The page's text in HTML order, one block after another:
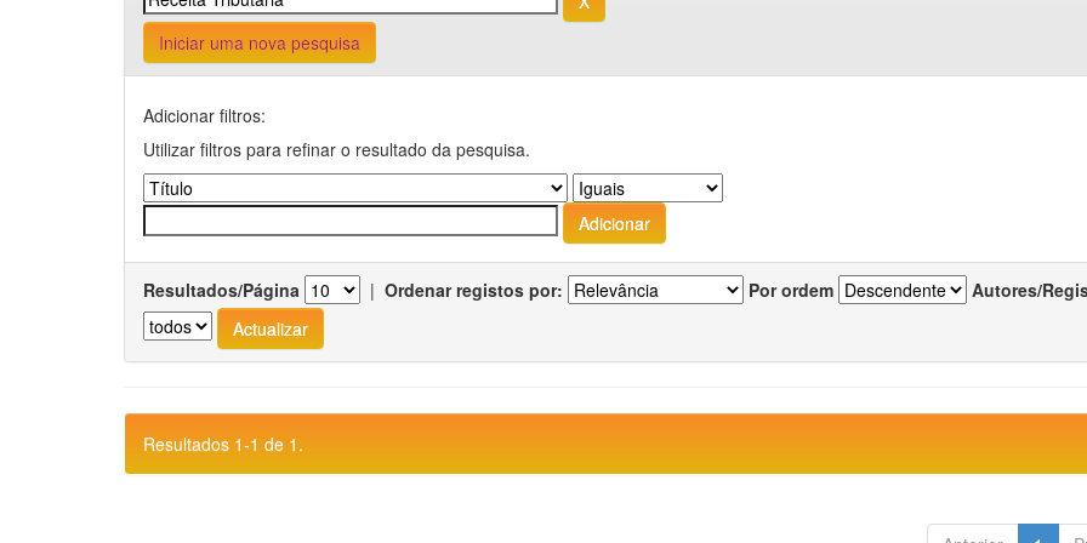
Iniciar uma nova pesquisa
Adicionar filtros:
Utilizar filtros para refinar o resultado da pesquisa.
Resultados/Página | Ordenar registos por: Por ordem Autores/
Resultados 1-1 de 1.